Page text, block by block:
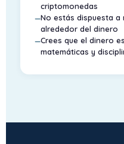
criptomonedas
No estás dispuesta a
alrededor del dinero
Crees que el dinero
matemáticas y